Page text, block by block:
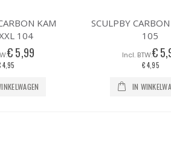
KAM
104
€ 5,99
4,95
SCULPBY
105
€
€ 4,95
IN